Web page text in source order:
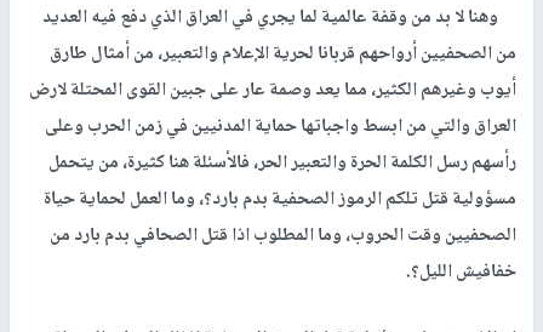
وهنا لا بد من وقفة عالمية لما يجري في العراق الذي دفع فيه العديد
من الصحفيين أرواحهم قربانا لحرية الإعلام والتعبير، من أمثال طارق
أيوب وغيرهم الكثير، مما يعد وصمة عار على جبين القوى المحتلة لارض
العراق والتي من ابسط واجباتها حماية المدنيين في زمن الحرب وعلى
رأسهم رسل الكلمة الحرة والتعبير الحر، فالأسئلة هنا كثيرة، من يتحمل
مسؤولية قتل تلكم الرموز الصحفية بدم بارد؟، وما العمل لحماية حياة
الصحفيين وقت الحروب، وما المطلوب اذا قتل الصحافي بدم بارد من
خفافيش الليل؟.